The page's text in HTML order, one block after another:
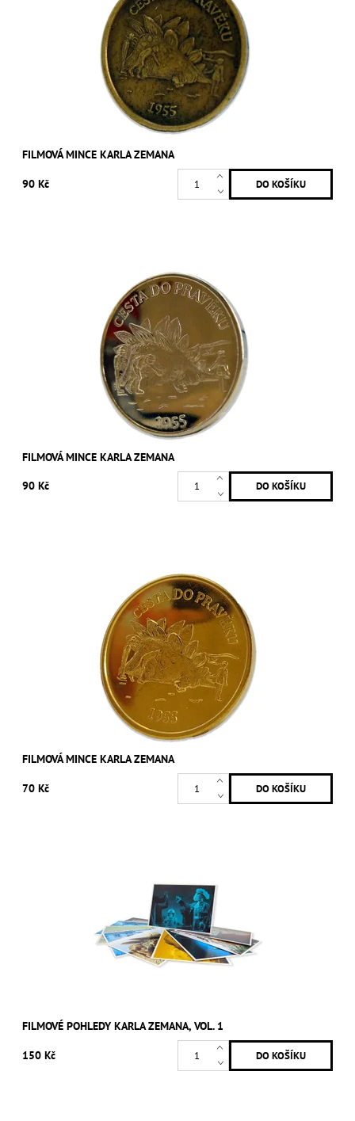
FILMOVÁ MINCE KARLA ZEMANA
90 Kč
FILMOVÁ MINCE KARLA ZEMANA
90 Kč
FILMOVÁ MINCE KARLA ZEMANA
70 Kč
FILMOVÉ POHLEDY KARLA ZEMANA, VOL. 1
150 Kč